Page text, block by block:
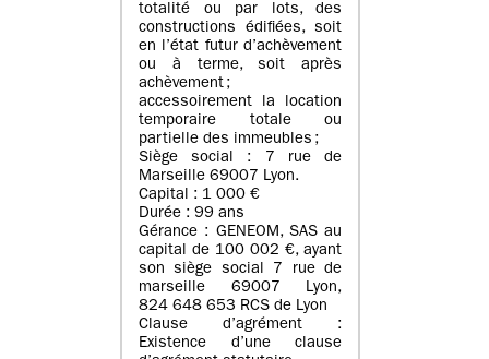
totalité ou par lots, des
constructions édifiées, soit
en l’état futur d’achèvement
ou à terme, soit après
achèvement ;
accessoirement la location
temporaire totale ou
partielle des immeubles ;
Siège social : 7 rue de
Marseille 69007 Lyon.
Capital : 1 000 €
Durée : 99 ans
Gérance : GENEOM, SAS au
capital de 100 002 €, ayant
son siège social 7 rue de
marseille 69007 Lyon,
824 648 653 RCS de Lyon
Clause d’agrément :
Existence d’une clause